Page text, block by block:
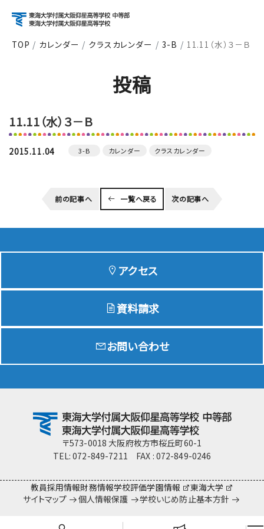
About 学校紹介
Course コース紹介
School Life 学校生活
Exam 入試情報サイト
team Gyosei team Gyosei
TOP カレンダー クラスカレンダー 3-B 11.11（水）３－Ｂ
投稿
11.11（水）３－Ｂ
2015.11.04 3-B カレンダー クラスカレンダー
前の記事へ 一覧へ戻る 次の記事へ
アクセス
資料請求
お問い合わせ
〒573-0018 大阪府枚方市桜丘町60-1
TEL: 072-849-7211 FAX : 072-849-0246
教員採用情報財務情報学校評価学園情報
東海大学
サイトマップ
個人情報保護 学校いじめ防止基本方針